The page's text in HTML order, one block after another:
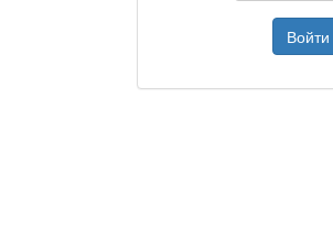
Войти